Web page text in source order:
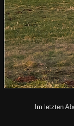
Im letzten